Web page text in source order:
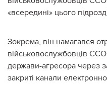
«всередині» цього
Зокрема, він намагався
військовослужбовців
держави-агресора через
закриті канали